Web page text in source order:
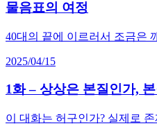
물음표의 여정
40대의 끝에 이르러서 조금은
2025/04/15
1화 – 상상은 본질인가,
이 대화는 허구인가? 실제로